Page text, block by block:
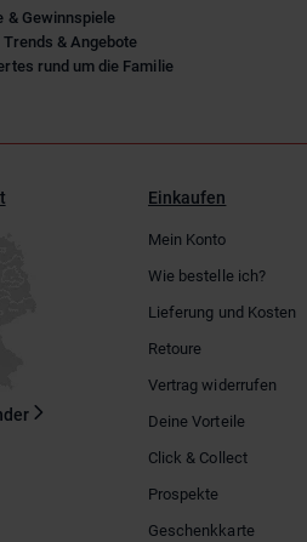
& Gewinnspiele
Trends & Angebote
rund um die Familie
Einkaufen
Mein Konto
Wie bestelle ich?
Lieferung und Kosten
Retoure
Vertrag widerrufen
Deine Vorteile
Click & Collect
Prospekte
Geschenkkarte